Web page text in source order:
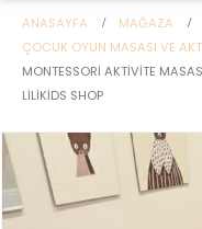
ANASAYFA
MAĞAZA
ÇOCUK OYUN MASASI VE
MONTESSORI AKTIVITE
LILIKIDS SHOP